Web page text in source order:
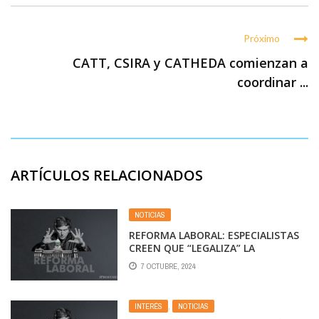
Próximo
CATT, CSIRA y CATHEDA comienzan a
coordinar ...
ARTÍCULOS RELACIONADOS
NOTICIAS
REFORMA LABORAL: ESPECIALISTAS
CREEN QUE “LEGALIZA” LA
INFORMALIDAD Y PODRÍA
AUMENTAR LA PRECARIEDAD DEL
7 OCTUBRE, 2024
INTERÉS , NOTICIAS